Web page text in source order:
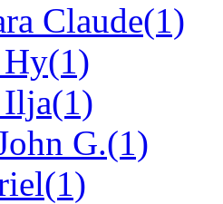
Claude(1)
(1)
Ilja(1)
G.(1)
(1)